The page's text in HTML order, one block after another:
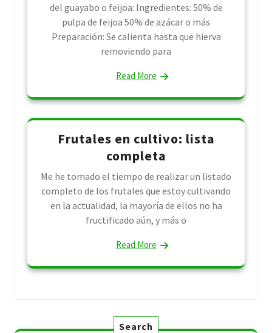
del guayabo o feijoa: Ingredientes: 50% de
pulpa de feijoa 50% de azácar o más
Preparación: Se calienta hasta que hierva
removiendo para
Read More
Frutales en cultivo: lista
completa
Me he tomado el tiempo de realizar un listado
completo de los frutales que estoy cultivando
en la actualidad, la mayoría de ellos no ha
fructificado aún, y más o
Read More
Search